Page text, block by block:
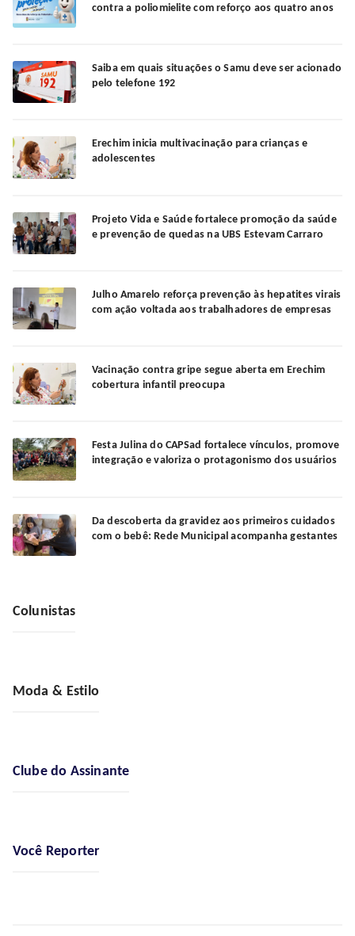
contra a poliomielite com reforço aos quatro anos
Saiba em quais situações o Samu deve ser acionado
pelo telefone 192
Erechim inicia multivacinação para crianças e
adolescentes
Projeto Vida e Saúde fortalece promoção da saúde
e prevenção de quedas na UBS Estevam Carraro
Julho Amarelo reforça prevenção às hepatites virais
com ação voltada aos trabalhadores de empresas
Vacinação contra gripe segue aberta em Erechim
cobertura infantil preocupa
Festa Julina do CAPSad fortalece vínculos, promove
integração e valoriza o protagonismo dos usuários
Da descoberta da gravidez aos primeiros cuidados
com o bebê: Rede Municipal acompanha gestantes
Colunistas
Moda & Estilo
Clube do Assinante
Você Reporter